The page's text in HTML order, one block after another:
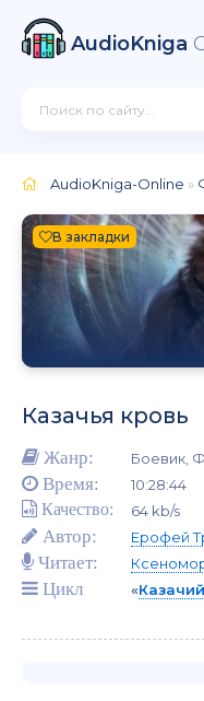
AudioKniga
AudioKniga-Online »
В закладки
Казачья кровь
Жанр: Боевик,
Время: 10:28:44
Качество: 64 kb/s
Автор: Ерофей
Читает:
Цикл «